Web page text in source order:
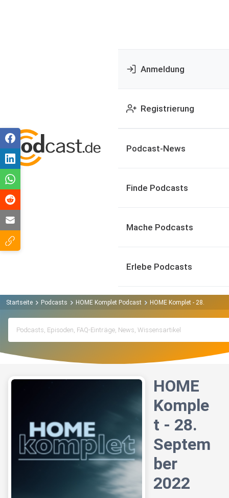
Anmeldung
Registrierung
Podcast-News
Finde Podcasts
Mache Podcasts
Erlebe Podcasts
Startseite Podcasts HOME Komplet Podcast HOME Komplet - 28.
HOME
Komple
t - 28.
Septem
ber
2022